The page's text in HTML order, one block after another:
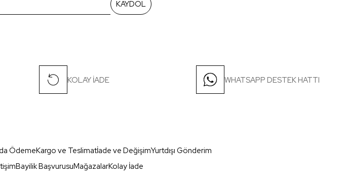
KAYDOL
KOLAY İADE WHATSAPP DESTEK HATTI
ÖdemeKargo ve Teslimatİade ve DeğişimYurtdışı Gönderim
Bayilik BaşvurusuMağazalarKolay İade